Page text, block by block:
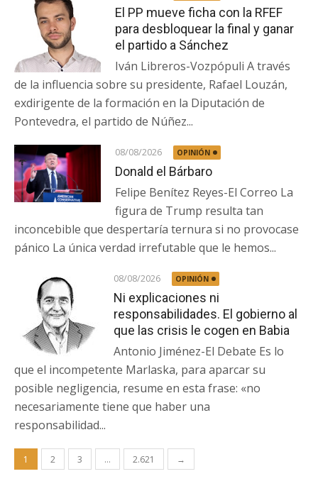
El PP mueve ficha con la RFEF
para desbloquear la final y ganar
el partido a Sánchez
Iván Libreros-Vozpópuli A través
de la influencia sobre su presidente, Rafael Louzán,
exdirigente de la formación en la Diputación de
Pontevedra, el partido de Núñez...
08/08/2026 OPINIÓN
Donald el Bárbaro
Felipe Benítez Reyes-El Correo La
figura de Trump resulta tan
inconcebible que despertaría ternura si no provocase
pánico La única verdad irrefutable que le hemos...
08/08/2026 OPINIÓN
Ni explicaciones ni
responsabilidades. El gobierno al
que las crisis le cogen en Babia
Antonio Jiménez-El Debate Es lo
que el incompetente Marlaska, para aparcar su
posible negligencia, resume en esta frase: «no
necesariamente tiene que haber una
responsabilidad...
Paginación
de
1 2 3 … 2.621 →